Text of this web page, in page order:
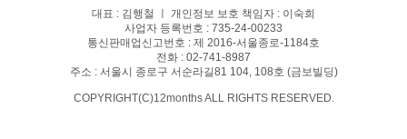
대표 : 김행철 ㅣ 개인정보 보호 책임자 : 이숙희
사업자 등록번호 : 735-24-00233
통신판매업신고번호 : 제 2016-서울종로-1184호
전화 : 02-741-8987
주소 : 서울시 종로구 서순라길81 104, 108호 (금보빌딩)
COPYRIGHT(C)12months ALL RIGHTS RESERVED.